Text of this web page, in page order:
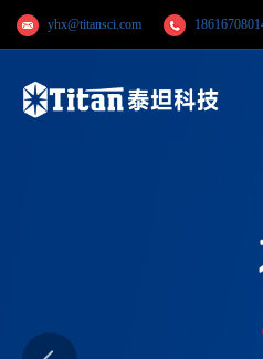
yhx@titansci.com